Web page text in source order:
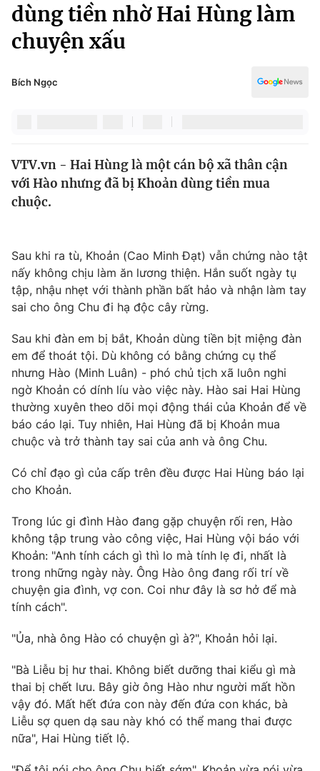
Chính trị
Xã hội
Pháp luật
Thế giới
Tin tức
Câu chuyện quốc tế
Kinh tế
Thị trường
Góc doanh nghiệp
Dữ liệu và đời sống
Truyền hình
Hậu trường
Nhân vật
Khán giả
Giải sao mai
Giải trí
Điện ảnh
Âm nhạc
Sao
Đời sống
Du lịch
Làm đẹp
Chất lượng cuộc sống
Giáo dục
Tuyển sinh
Học trực tuyến
Hitech Công nghệ tương lai
Sản phẩm
Thị trường
Tư vấn
Lịch phát sóng
Chuyên mục khác
Photo Infographic
Video Shorts video
VTV Money
Truyền hình
Văn hóa - Giải trí
Y tế
Công nghệ
dùng tiền nhờ Hai Hùng làm
chuyện xấu
Bích Ngọc
VTV.vn - Hai Hùng là một cán bộ xã thân cận
với Hào nhưng đã bị Khoản dùng tiền mua
chuộc.
Sau khi ra tù, Khoản (Cao Minh Đạt) vẫn chứng nào tật
nấy không chịu làm ăn lương thiện. Hắn suốt ngày tụ
tập, nhậu nhẹt với thành phần bất hảo và nhận làm tay
sai cho ông Chu đi hạ độc cây rừng.
Sau khi đàn em bị bắt, Khoản dùng tiền bịt miệng đàn
em để thoát tội. Dù không có bằng chứng cụ thể
nhưng Hào (Minh Luân) - phó chủ tịch xã luôn nghi
ngờ Khoản có dính líu vào việc này. Hào sai Hai Hùng
thường xuyên theo dõi mọi động thái của Khoản để về
báo cáo lại. Tuy nhiên, Hai Hùng đã bị Khoản mua
chuộc và trở thành tay sai của anh và ông Chu.
Có chỉ đạo gì của cấp trên đều được Hai Hùng báo lại
cho Khoản.
Trong lúc gi đình Hào đang gặp chuyện rối ren, Hào
không tập trung vào công việc, Hai Hùng vội báo với
Khoản: "Anh tính cách gì thì lo mà tính lẹ đi, nhất là
trong những ngày này. Ông Hào ông đang rối trí về
chuyện gia đình, vợ con. Coi như đây là sơ hở để mà
tính cách".
"Ủa, nhà ông Hào có chuyện gì à?", Khoản hỏi lại.
"Bà Liễu bị hư thai. Không biết dưỡng thai kiểu gì mà
thai bị chết lưu. Bây giờ ông Hào như người mất hồn
vậy đó. Mất hết đứa con này đến đứa con khác, bà
Liễu sợ quen dạ sau này khó có thể mang thai được
nữa", Hai Hùng tiết lộ.